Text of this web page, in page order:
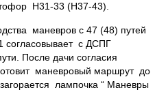
Н31-33 (Н37-43).
маневров с 47 (48) путей
согласовывает с ДСПГ
После дачи согласия
маневровый маршрут до
лампочка “ Маневры